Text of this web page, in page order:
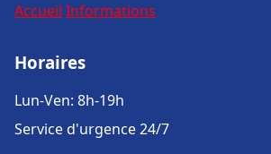
Accueil Informations
Horaires
Lun-Ven: 8h-19h
Service d'urgence 24/7